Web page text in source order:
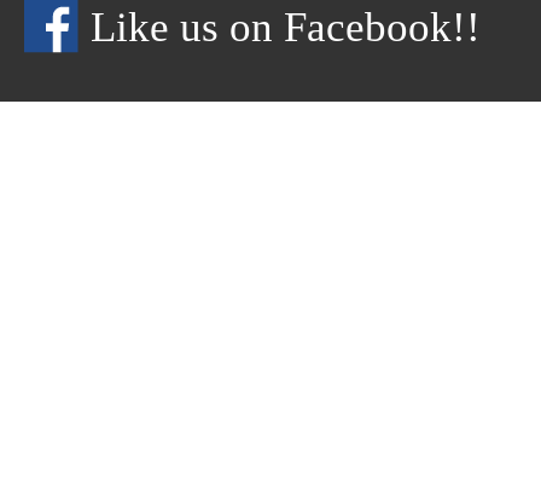
Like us on Facebook!!